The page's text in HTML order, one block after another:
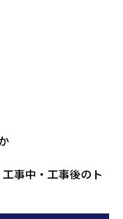
事中・工事後のト